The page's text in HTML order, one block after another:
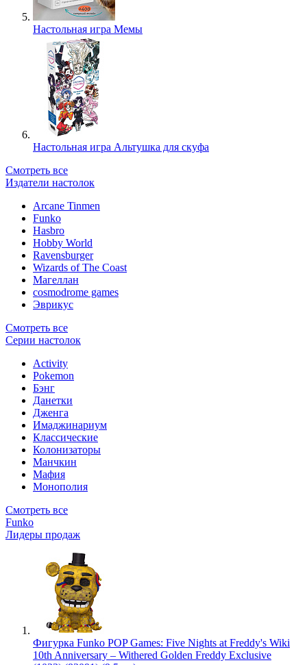
Настольная игра Мемы
Настольная игра Альтушка для скуфа
Смотреть все
Издатели настолок
Arcane Tinmen
Funko
Hasbro
Hobby World
Ravensburger
Wizards of The Coast
Магеллан
сosmodrome games
Эврикус
Смотреть все
Серии настолок
Activity
Pokemon
Бэнг
Данетки
Дженга
Имаджинариум
Классические
Колонизаторы
Манчкин
Мафия
Монополия
Смотреть все
Funko
Лидеры продаж
Фигурка Funko POP Games: Five Nights at Freddy's Wiki
10th Anniversary – Withered Golden Freddy Exclusive